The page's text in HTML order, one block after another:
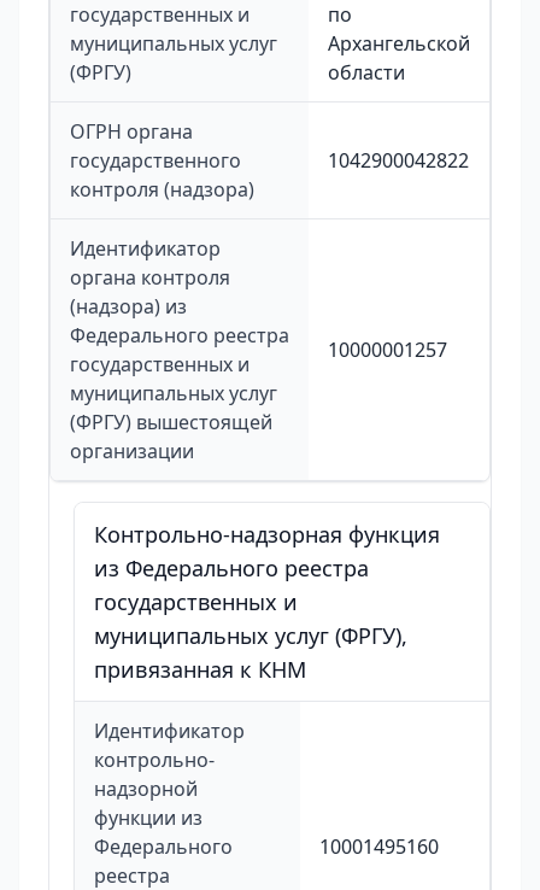
государственных и
муниципальных услуг
(ФРГУ)
по
Архангельской
области
ОГРН органа
государственного
контроля (надзора)
1042900042822
Идентификатор
органа контроля
(надзора) из
Федерального реестра
государственных и
муниципальных услуг
(ФРГУ) вышестоящей
организации
10000001257
Контрольно-надзорная функция
из Федерального реестра
государственных и
муниципальных услуг (ФРГУ),
привязанная к КНМ
Идентификатор
контрольно-
надзорной
функции из
Федерального
реестра
10001495160